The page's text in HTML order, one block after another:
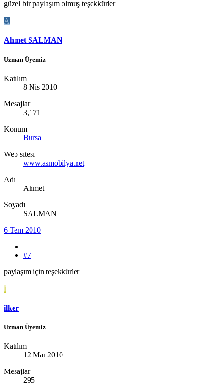
güzel bir paylaşım olmuş teşekkürler
A
Ahmet SALMAN
Uzman Üyemiz
Katılım
8 Nis 2010
Mesajlar
3,171
Konum
Bursa
Web sitesi
www.asmobilya.net
Adı
Ahmet
Soyadı
SALMAN
6 Tem 2010
#7
paylaşım için teşekkürler
I
ilker
Uzman Üyemiz
Katılım
12 Mar 2010
Mesajlar
295